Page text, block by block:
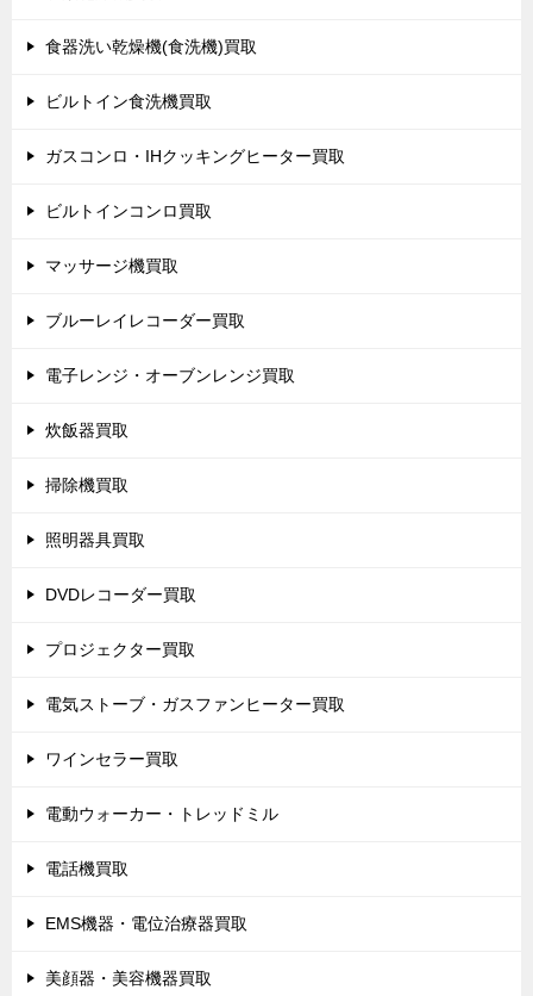
食器洗い乾燥機(食洗機)買取
ビルトイン食洗機買取
ガスコンロ・IHクッキングヒーター買取
ビルトインコンロ買取
マッサージ機買取
ブルーレイレコーダー買取
電子レンジ・オーブンレンジ買取
炊飯器買取
掃除機買取
照明器具買取
DVDレコーダー買取
プロジェクター買取
電気ストーブ・ガスファンヒーター買取
ワインセラー買取
電動ウォーカー・トレッドミル
電話機買取
EMS機器・電位治療器買取
美顔器・美容機器買取